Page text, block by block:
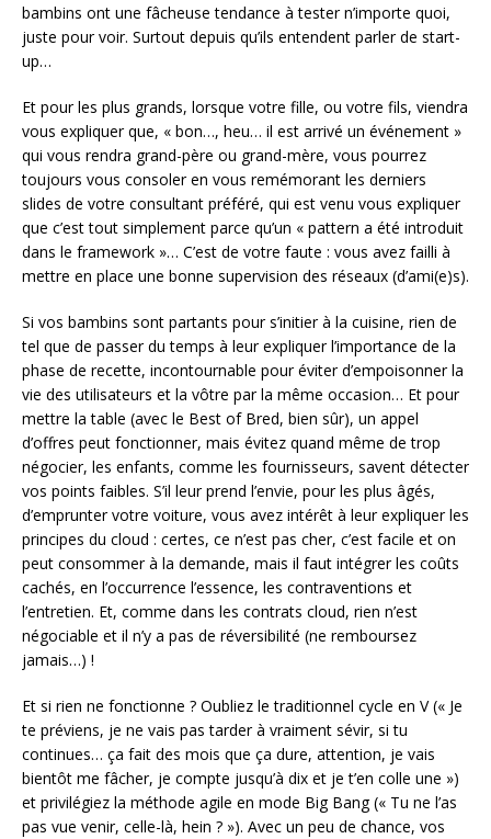
bambins ont une fâcheuse tendance à tester n’importe quoi,
juste pour voir. Surtout depuis qu’ils entendent parler de start-
up…
Et pour les plus grands, lorsque votre fille, ou votre fils, viendra
vous expliquer que, « bon…, heu… il est arrivé un événement »
qui vous rendra grand-père ou grand-mère, vous pourrez
toujours vous consoler en vous remémorant les derniers
slides de votre consultant préféré, qui est venu vous expliquer
que c’est tout simplement parce qu’un « pattern a été introduit
dans le framework »… C’est de votre faute : vous avez failli à
mettre en place une bonne supervision des réseaux (d’ami(e)s).
Si vos bambins sont partants pour s’initier à la cuisine, rien de
tel que de passer du temps à leur expliquer l’importance de la
phase de recette, incontournable pour éviter d’empoisonner la
vie des utilisateurs et la vôtre par la même occasion… Et pour
mettre la table (avec le Best of Bred, bien sûr), un appel
d’offres peut fonctionner, mais évitez quand même de trop
négocier, les enfants, comme les fournisseurs, savent détecter
vos points faibles. S’il leur prend l’envie, pour les plus âgés,
d’emprunter votre voiture, vous avez intérêt à leur expliquer les
principes du cloud : certes, ce n’est pas cher, c’est facile et on
peut consommer à la demande, mais il faut intégrer les coûts
cachés, en l’occurrence l’essence, les contraventions et
l’entretien. Et, comme dans les contrats cloud, rien n’est
négociable et il n’y a pas de réversibilité (ne remboursez
jamais…) !
Et si rien ne fonctionne ? Oubliez le traditionnel cycle en V (« Je
te préviens, je ne vais pas tarder à vraiment sévir, si tu
continues… ça fait des mois que ça dure, attention, je vais
bientôt me fâcher, je compte jusqu’à dix et je t’en colle une »)
et privilégiez la méthode agile en mode Big Bang (« Tu ne l’as
pas vue venir, celle-là, hein ? »). Avec un peu de chance, vos